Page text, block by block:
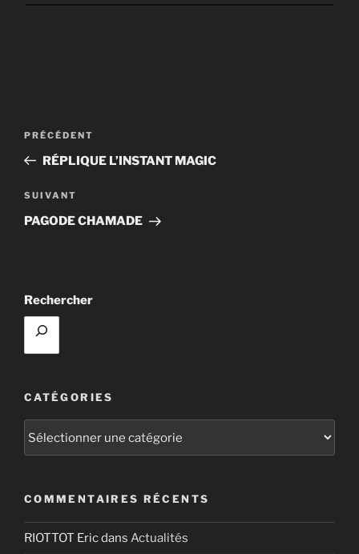
Navigation
l’article
Article
précédent
PRÉCÉDENT
RÉPLIQUE L’INSTANT MAGIC
Article
suivant
SUIVANT
PAGODE CHAMADE
Rechercher
CATÉGORIES
COMMENTAIRES RÉCENTS
RIOTTOT Ericdans Actualités